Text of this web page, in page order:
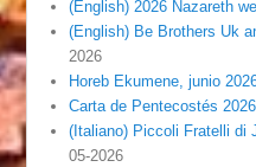
(English) 2026 Nazareth
(English) Be Brothers Uk
2026
Horeb Ekumene, junio
Carta de Pentecostés 2026
(Italiano) Piccoli Fratelli di
05-2026